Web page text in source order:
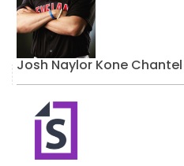
Josh Naylor Kone